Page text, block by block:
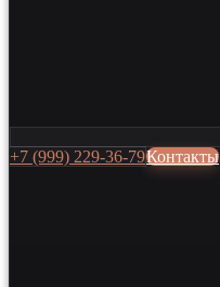
+7 (999) 229-36-79Контакты